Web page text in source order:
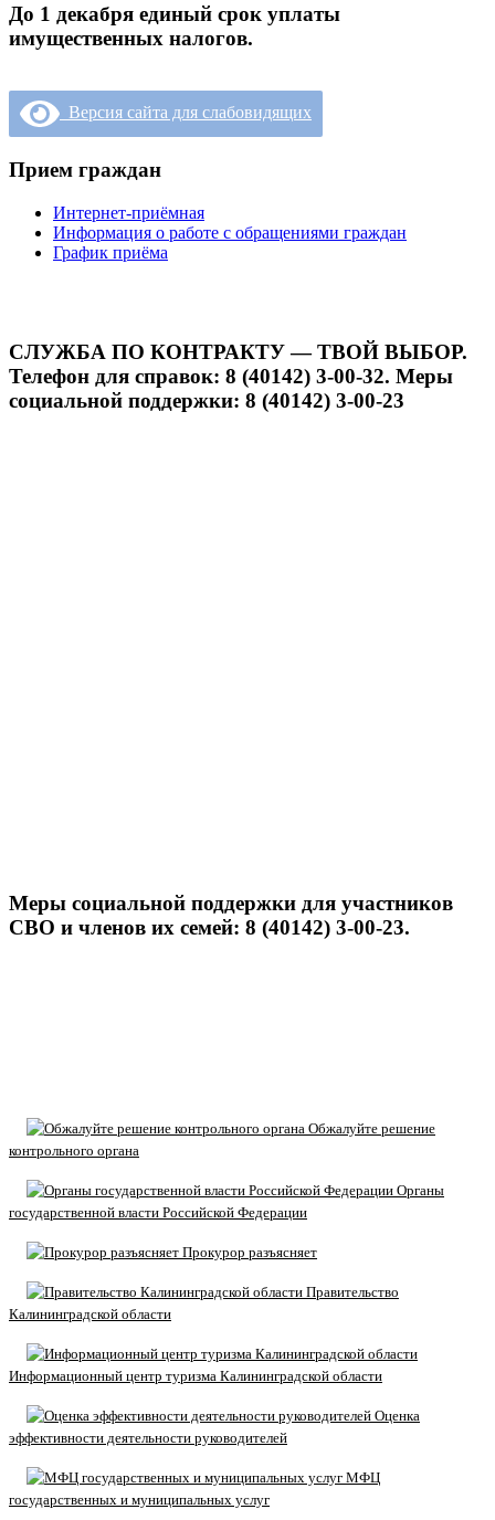
До 1 декабря единый срок уплаты
имущественных налогов.
Версия сайта для слабовидящих
Прием граждан
Интернет-приёмная
Информация о работе с обращениями граждан
График приёма
СЛУЖБА ПО КОНТРАКТУ — ТВОЙ ВЫБОР.
Телефон для справок: 8 (40142) 3-00-32. Меры
социальной поддержки: 8 (40142) 3-00-23
Меры социальной поддержки для участников
СВО и членов их семей: 8 (40142) 3-00-23.
Обжалуйте решение
контрольного органа
Органы
государственной власти Российской Федерации
Прокурор разъясняет
Правительство
Калининградской области
Информационный центр туризма Калининградской области
Оценка
эффективности деятельности руководителей
МФЦ
государственных и муниципальных услуг